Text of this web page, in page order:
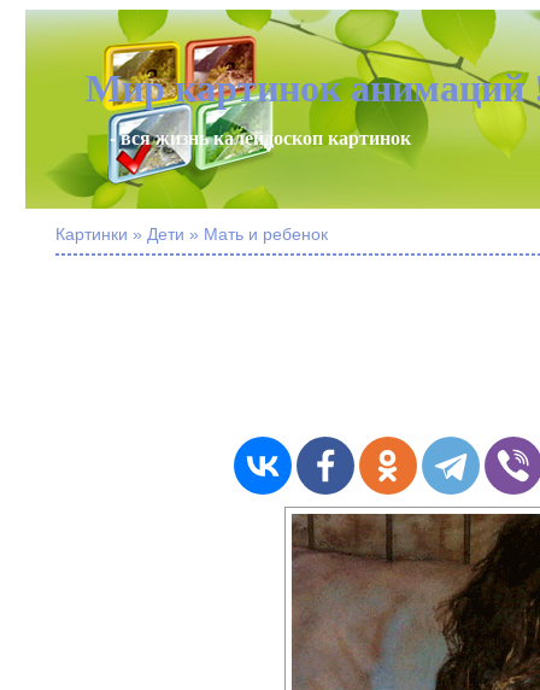
Мир картинок анимаций
- вся жизнь калейдоскоп картинок
Картинки » Дети » Мать и ребенок